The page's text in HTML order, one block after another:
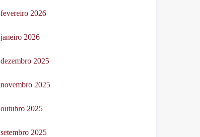
fevereiro 2026
janeiro 2026
dezembro 2025
novembro 2025
outubro 2025
setembro 2025